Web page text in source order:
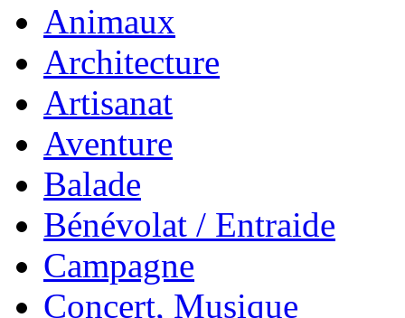
Animaux
Architecture
Artisanat
Aventure
Balade
Bénévolat / Entraide
Campagne
Concert, Musique